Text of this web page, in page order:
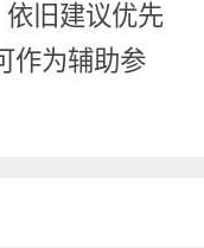
旧建议优先
作为辅助参